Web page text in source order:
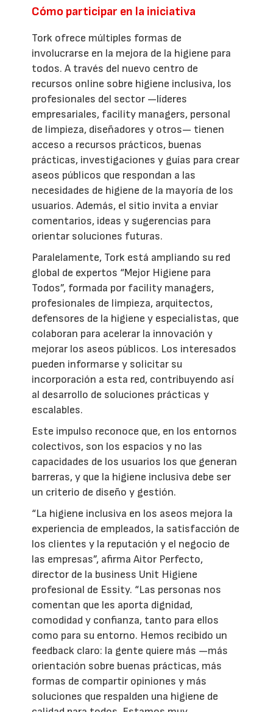
Cómo participar en la iniciativa
Tork ofrece múltiples formas de
involucrarse en la mejora de la higiene para
todos. A través del nuevo centro de
recursos online sobre higiene inclusiva, los
profesionales del sector —líderes
empresariales, facility managers, personal
de limpieza, diseñadores y otros— tienen
acceso a recursos prácticos, buenas
prácticas, investigaciones y guías para crear
aseos públicos que respondan a las
necesidades de higiene de la mayoría de los
usuarios. Además, el sitio invita a enviar
comentarios, ideas y sugerencias para
orientar soluciones futuras.
Paralelamente, Tork está ampliando su red
global de expertos “Mejor Higiene para
Todos”, formada por facility managers,
profesionales de limpieza, arquitectos,
defensores de la higiene y especialistas, que
colaboran para acelerar la innovación y
mejorar los aseos públicos. Los interesados
pueden informarse y solicitar su
incorporación a esta red, contribuyendo así
al desarrollo de soluciones prácticas y
escalables.
Este impulso reconoce que, en los entornos
colectivos, son los espacios y no las
capacidades de los usuarios los que generan
barreras, y que la higiene inclusiva debe ser
un criterio de diseño y gestión.
“La higiene inclusiva en los aseos mejora la
experiencia de empleados, la satisfacción de
los clientes y la reputación y el negocio de
las empresas”, afirma Aitor Perfecto,
director de la business Unit Higiene
profesional de Essity. “Las personas nos
comentan que les aporta dignidad,
comodidad y confianza, tanto para ellos
como para su entorno. Hemos recibido un
feedback claro: la gente quiere más —más
orientación sobre buenas prácticas, más
formas de compartir opiniones y más
soluciones que respalden una higiene de